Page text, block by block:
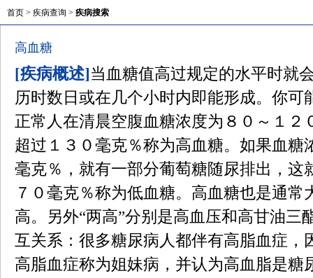
首页 > 疾病查询 > 疾病搜索
高血糖
[疾病概述]当血糖值高过规定的水平时就
历时数日或在几个小时内即能形成。你可
正常人在清晨空腹血糖浓度为８０～１２
超过１３０毫克％称为高血糖。如果血糖
毫克％，就有一部分葡萄糖随尿排出，这
７０毫克％称为低血糖。高血糖也是通常
高。另外“两高”分别是高血压和高甘油三
互关系：很多糖尿病人都伴有高脂血症，
高脂血症称为姐妹病，并认为高血脂是糖